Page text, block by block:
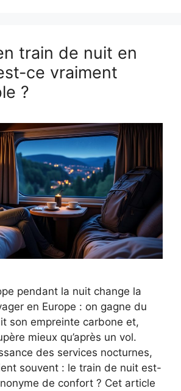
train de nuit en
ce vraiment
?
pendant la nuit change la
en Europe : on gagne du
son empreinte carbone et,
mieux qu’après un vol.
des services nocturnes,
souvent : le train de nuit est-
de confort ? Cet article